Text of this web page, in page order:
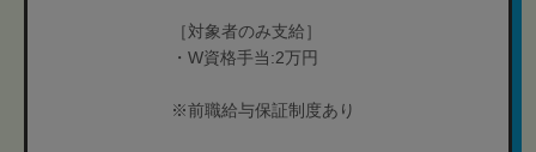
［対象者のみ支給］
・W資格手当:2万円
※前職給与保証制度あり